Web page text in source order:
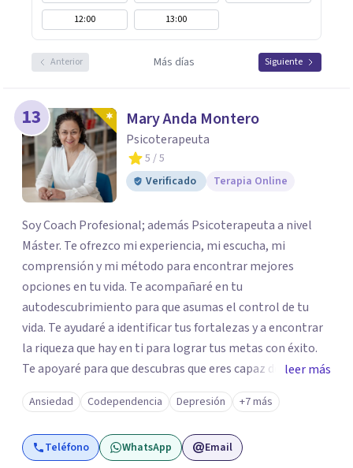
12:00
13:00
Anterior Más días Siguiente
13 Mary Anda Montero
Psicoterapeuta
5 / 5
Verificado
Terapia Online
Soy Coach Profesional; además Psicoterapeuta a nivel
Máster. Te ofrezco mi experiencia, mi escucha, mi
comprensión y mi método para encontrar mejores
opciones en tu vida. Te acompañaré en tu
autodescubrimiento para que asumas el control de tu
vida. Te ayudaré a identificar tus fortalezas y a encontrar
la riqueza que hay en ti para lograr tus metas con éxito.
Te apoyaré para que descubras que eres capaz de
convertir los problemas en oportunidades Tú tienes
derecho a vivir con bienestar, sin culpas, sin
remordimientos y en plenitud. Con amor propio todo es
posible. En el viaje de tu vida. ¿Te das cuenta que tienes
leer más
Ansiedad Codependencia Depresión +7 más
Teléfono WhatsApp Email